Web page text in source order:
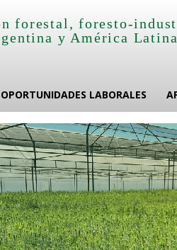
forestal, foresto-
y América
OPORTUNIDADES LABORALES